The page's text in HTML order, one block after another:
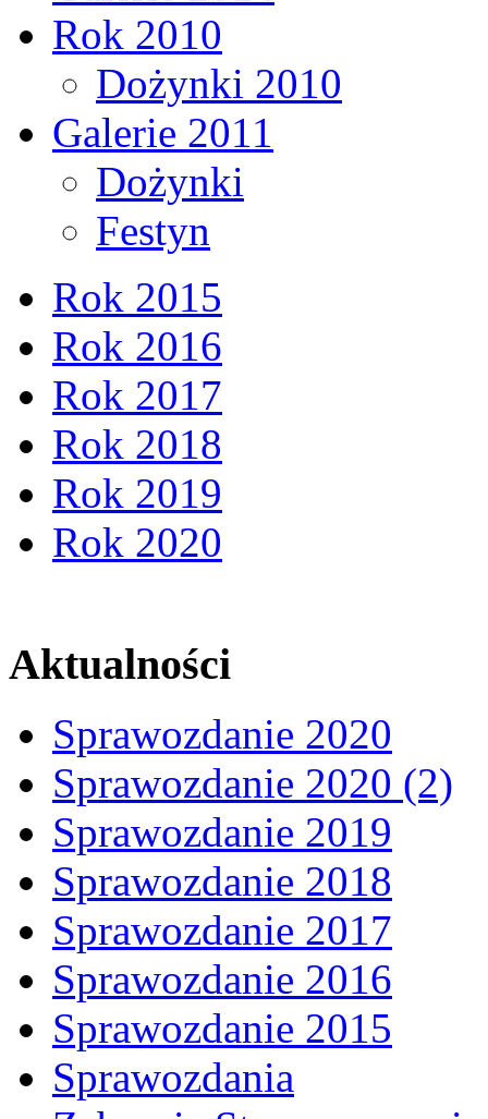
Rok 2010
Dożynki 2010
Galerie 2011
Dożynki
Festyn
Rok 2015
Rok 2016
Rok 2017
Rok 2018
Rok 2019
Rok 2020
Aktualności
Sprawozdanie 2020
Sprawozdanie 2020 (2)
Sprawozdanie 2019
Sprawozdanie 2018
Sprawozdanie 2017
Sprawozdanie 2016
Sprawozdanie 2015
Sprawozdania